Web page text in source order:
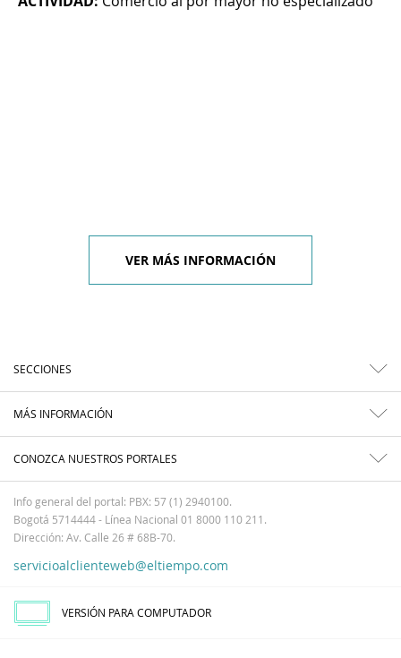
VER MÁS INFORMACIÓN
SECCIONES
MÁS INFORMACIÓN
CONOZCA NUESTROS PORTALES
Info general del portal: PBX: 57 (1) 2940100.
Bogotá 5714444 - Línea Nacional 01 8000 110 211.
Dirección: Av. Calle 26 # 68B-70.
servicioalclienteweb@eltiempo.com
VERSIÓN PARA COMPUTADOR